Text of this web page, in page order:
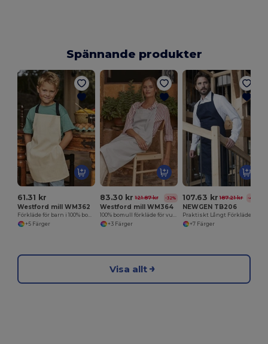
Spännande produkter
61.31 kr
Westford mill WM362
Förkläde för barn i 100% bomull
+5 Färger
83.30 kr 121.87 kr -32%
Westford mill WM364
100% bomull förkläde för vuxna
+3 Färger
107.63 kr 187.21 kr -43%
NEWGEN TB206
+7 Färger
Visa allt